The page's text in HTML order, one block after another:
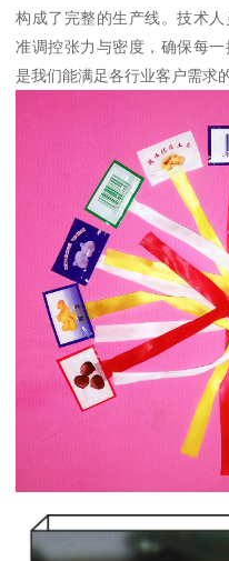
构成了完整的生产线。技术
准调控张力与密度，确保每
是我们能满足各行业客户需求